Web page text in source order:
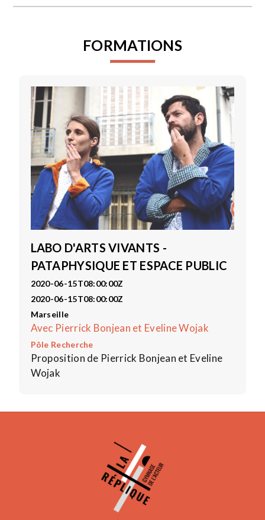
FORMATIONS
LABO D'ARTS VIVANTS -
PATAPHYSIQUE ET ESPACE PUBLIC
2020-06-15T08:00:00Z
2020-06-15T08:00:00Z
Marseille
Avec Pierrick Bonjean et Eveline Wojak
Pôle Recherche
Proposition de Pierrick Bonjean et Eveline
Wojak